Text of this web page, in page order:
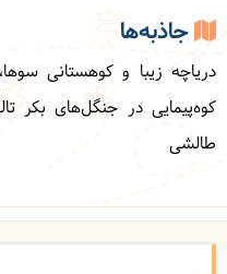
جاذبه‌ها
دریاچه زیبا و کوهستانی
کوه‌پیمایی در جنگل‌های بکر
طالشی